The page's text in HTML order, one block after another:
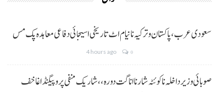
سعودی عرب، پاکستان و ترکیہ نا نیام اٹ تاریخی اسیجائی دفاعی معاہدہ پک مس
4 hours ago 0
صوبائی وزیر داخلہ نا کوئٹہ شار نا اناگت دورہ،، شاریک منفی پروپیگنڈا غا خف